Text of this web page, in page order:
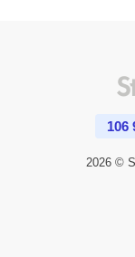
106
2026 ©